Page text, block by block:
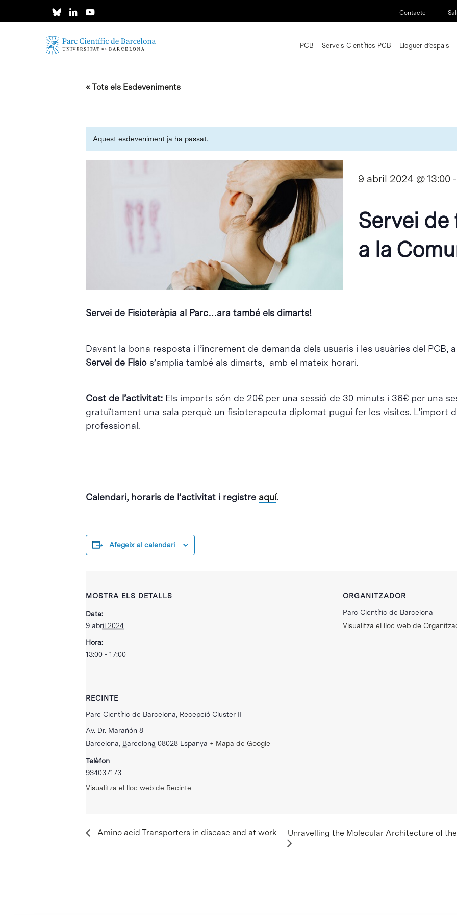
Contacte
PCB Serveis Científics PCB Lloguer d’espais
« Tots els Esdeveniments
Aquest esdeveniment ja ha passat.
9 abril 2024 @ 13:00
Servei
a la
Servei de Fisioteràpia al Parc…ara també els dimarts!
Davant la bona resposta i l’increment de demanda dels usuaris i les usuàries del PCB,
Servei de Fisio s’amplia també als dimarts, amb el mateix horari.
Cost de l’activitat: Els imports són de 20€ per una sessió de 30 minuts i 36€ per una
gratuïtament una sala perquè un fisioterapeuta diplomat pugui fer les visites. L’import
professional.
Calendari, horaris de l’activitat i registre aquí.
Afegeix al calendari
MOSTRA ELS DETALLS
Data:
9 abril 2024
Hora:
13:00 - 17:00
ORGANITZADOR
Parc Científic de Barcelona
Visualitza el lloc web de
RECINTE
Parc Científic de Barcelona, Recepció Cluster II
Av. Dr. Marañón 8
Barcelona Barcelona 08028 Espanya + Mapa de Google
Telèfon
934037173
Visualitza el lloc web de Recinte
Amino acid Transporters in disease and at work Unravelling the Molecular Architecture of